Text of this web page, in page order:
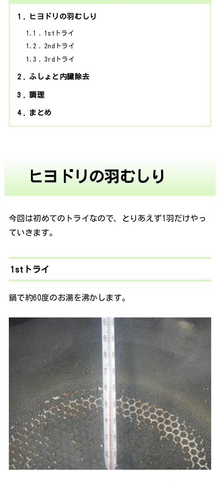
1 ヒヨドリの羽むしり
1.1
1stトライ
1.2
2ndトライ
1.3
3rdトライ
2 ふしょと内臓除去
3 調理
4 まとめ
ヒヨドリの羽むしり
今回は初めてのトライなので、とりあえず1羽だけやっ
ていきます。
1stトライ
鍋で約60度のお湯を沸かします。